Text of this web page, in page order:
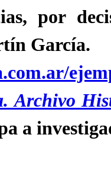
por
García.
Archivo
a